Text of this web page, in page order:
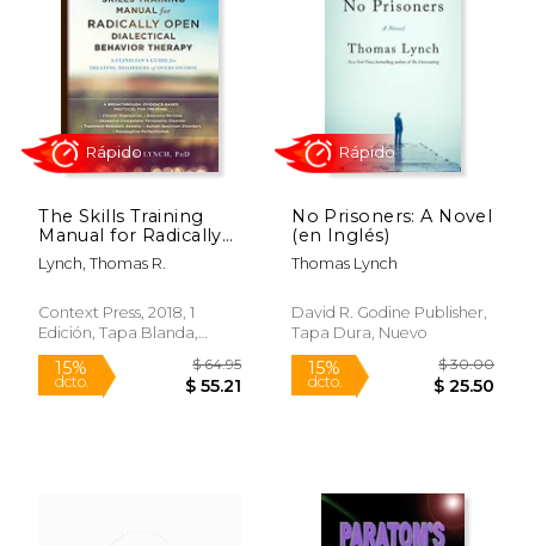
dcto. $ 24.66 dcto.
The Skills Training
Manual for Radically
Open Dialectical
Behavior Therapy: A
Treating Disorders of
Overcontrol
Softback) (en Inglés)
Lynch, Thomas R.
Context Press, 2018, 1
Edición, Tapa Blanda,
Nuevo
Rápido
No Prisoners: A Novel
(en Inglés)
Thomas Lynch
David R. Godine Publisher,
Tapa Dura, Nuevo